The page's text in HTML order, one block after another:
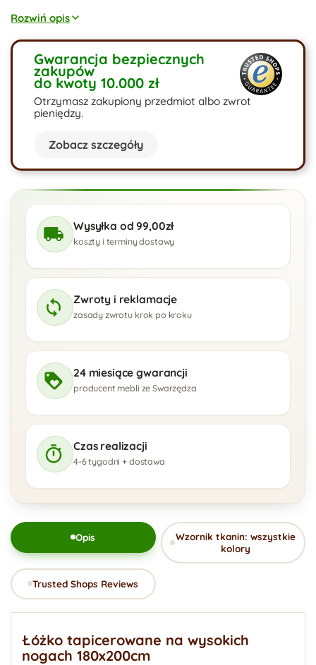
rozpali Twoje zmysły. Niebanalny design i funkcjonalność.
wymiarach. Od materaca 120x200 po materac 180x200cm.
Łóżko z drewnianym stelażem w komplecie. Wysokie nogi
przystosowane do robotów sprzątających.
Rozwiń opis
Gwarancja bezpiecznych
zakupów
do kwoty 10.000 zł
Otrzymasz zakupiony przedmiot albo zwrot
pieniędzy.
Zobacz szczegóły
Wysyłka od 99,00zł
koszty i terminy dostawy
Zwroty i reklamacje
zasady zwrotu krok po kroku
24 miesiące gwarancji
producent mebli ze Swarzędza
Czas realizacji
4-6 tygodni + dostawa
Opis
Wzornik tkanin: wszystkie
kolory
Trusted Shops Reviews
Łóżko tapicerowane na wysokich
nogach 180x200cm